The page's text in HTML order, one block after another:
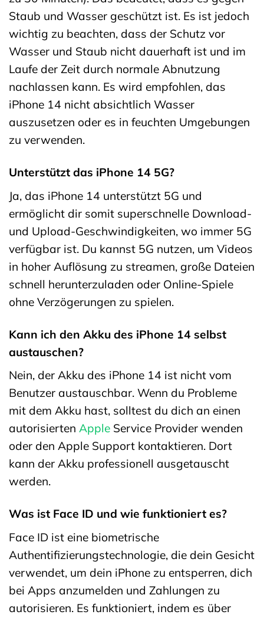
Staub und Wasser geschützt ist. Es ist jedoch
wichtig zu beachten, dass der Schutz vor
Wasser und Staub nicht dauerhaft ist und im
Laufe der Zeit durch normale Abnutzung
nachlassen kann. Es wird empfohlen, das
iPhone 14 nicht absichtlich Wasser
auszusetzen oder es in feuchten Umgebungen
zu verwenden.
Unterstützt das iPhone 14 5G?
Ja, das iPhone 14 unterstützt 5G und
ermöglicht dir somit superschnelle Download-
und Upload-Geschwindigkeiten, wo immer 5G
verfügbar ist. Du kannst 5G nutzen, um Videos
in hoher Auflösung zu streamen, große Dateien
schnell herunterzuladen oder Online-Spiele
ohne Verzögerungen zu spielen.
Kann ich den Akku des iPhone 14 selbst
austauschen?
Nein, der Akku des iPhone 14 ist nicht vom
Benutzer austauschbar. Wenn du Probleme
mit dem Akku hast, solltest du dich an einen
autorisierten Apple Service Provider wenden
oder den Apple Support kontaktieren. Dort
kann der Akku professionell ausgetauscht
werden.
Was ist Face ID und wie funktioniert es?
Face ID ist eine biometrische
Authentifizierungstechnologie, die dein Gesicht
verwendet, um dein iPhone zu entsperren, dich
bei Apps anzumelden und Zahlungen zu
autorisieren. Es funktioniert, indem es über